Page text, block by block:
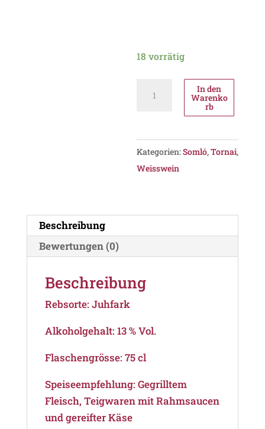
18 vorrätig
Prémium
2020,
PDO
Somló
In den
Warenko
rb
Kategorien:Somló,Tornai,
Weisswein
Beschreibung
Bewertungen (0)
Beschreibung
Rebsorte: Juhfark
Alkoholgehalt: 13 % Vol.
Flaschengrösse: 75 cl
Speiseempfehlung: Gegrilltem
Fleisch, Teigwaren mit Rahmsaucen
und gereifter Käse